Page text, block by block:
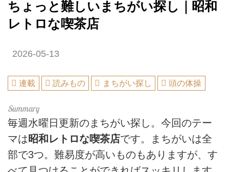
ちょっと難しいまちがい探し｜昭和
レトロな喫茶店
2026-05-13
連載 読みもの まちがい探し 頭の体操
毎週水曜日更新のまちがい探し。今回のテー
マは 昭和レトロな喫茶店です。まちがいは全
部で3つ。難易度が高いものもありますが、す